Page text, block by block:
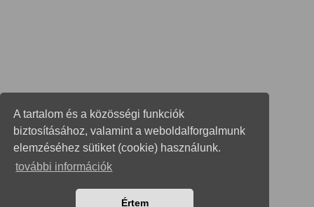
A tartalom és a közösségi funkciók
biztosításához, valamint a weboldalforgalmunk
elemzéséhez sütiket (cookie) használunk.
további információk
Értem